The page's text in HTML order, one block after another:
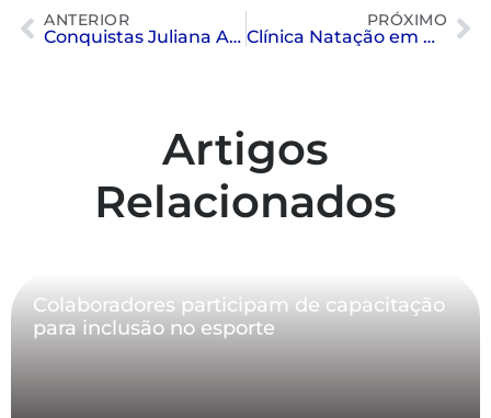
ANTERIOR
Conquistas Juliana Amaral
PRÓXIMO
Clínica Natação em Uberlândia
Artigos
Relacionados
Colaboradores participam de capacitação
para inclusão no esporte